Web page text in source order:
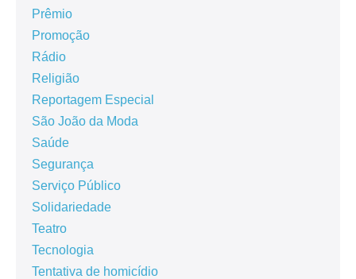
Prêmio
Promoção
Rádio
Religião
Reportagem Especial
São João da Moda
Saúde
Segurança
Serviço Público
Solidariedade
Teatro
Tecnologia
Tentativa de homicídio